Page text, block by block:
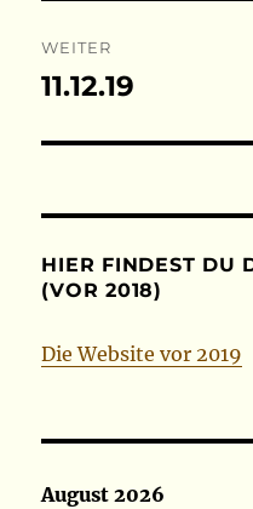
WEITER
Nächster
11.12.19
HIER FINDEST DU
(VOR 2018)
Die Website vor 2019
August 2026